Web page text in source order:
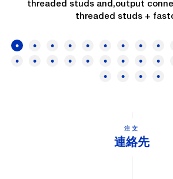
threaded studs and,output
threaded studs +
注文
連絡先